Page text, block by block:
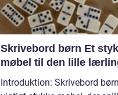
Skrivebord børn Et stykke
møbel til den lille
Introduktion: Skrivebord